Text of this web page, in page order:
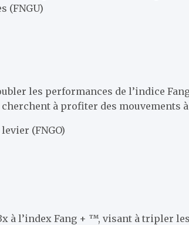
(FNGU)
les performances de l’indice
à profiter des mouvements
(FNGO)
à l’index Fang + ™, visant à tripler